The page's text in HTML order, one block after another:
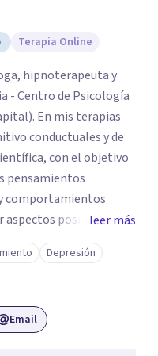
Terapia Online
hipnoterapeuta y
- Centro de Psicología
terapias
conductuales y de
con el objetivo
pensamientos
comportamientos
aspectos positivos,
objetivos son los
que buscas, siendo
diferente y por ello
evaluación para
leer más
Depresión
Email